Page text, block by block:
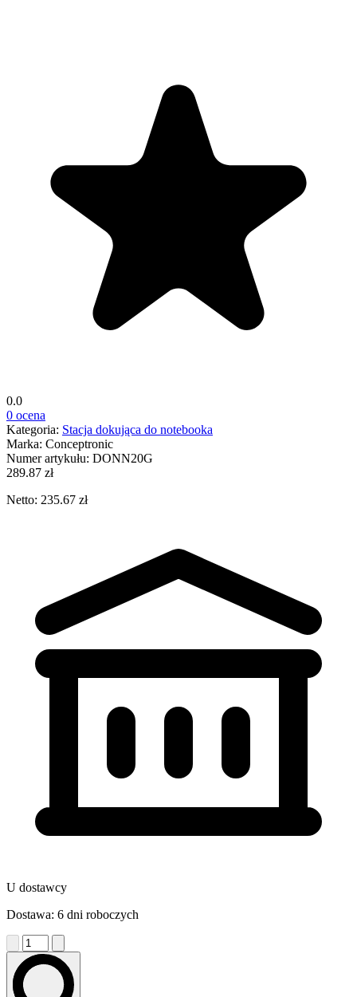
0.0
0 ocena
Kategoria: Stacja dokująca do notebooka
Marka: Conceptronic
Numer artykułu: DONN20G
289.87 zł
Netto: 235.67 zł
U dostawcy
Dostawa: 6 dni roboczych